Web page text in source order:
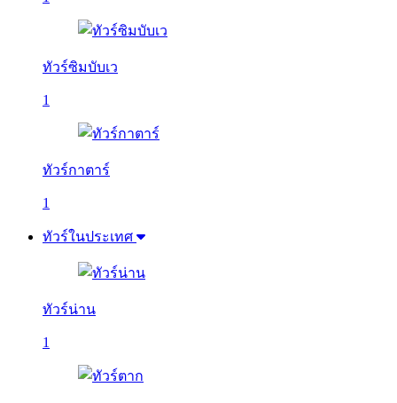
ทัวร์ซิมบับเว
1
ทัวร์กาตาร์
1
ทัวร์ในประเทศ
ทัวร์น่าน
1